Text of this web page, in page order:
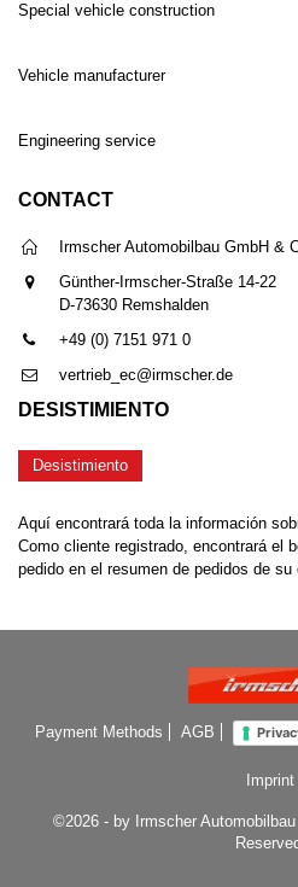
Special vehicle construction
Vehicle manufacturer
Engineering service
CONTACT
Irmscher Automobilbau GmbH &
Günther-Irmscher-Straße 14-22
D-73630 Remshalden
+49 (0) 7151 971 0
vertrieb_ec@irmscher.de
DESISTIMIENTO
Desistimiento
Aquí encontrará toda la información
Como cliente registrado, encontrará el
pedido en el resumen de pedidos de
Payment Methods AGB
Imprint
©2026 - by Irmscher